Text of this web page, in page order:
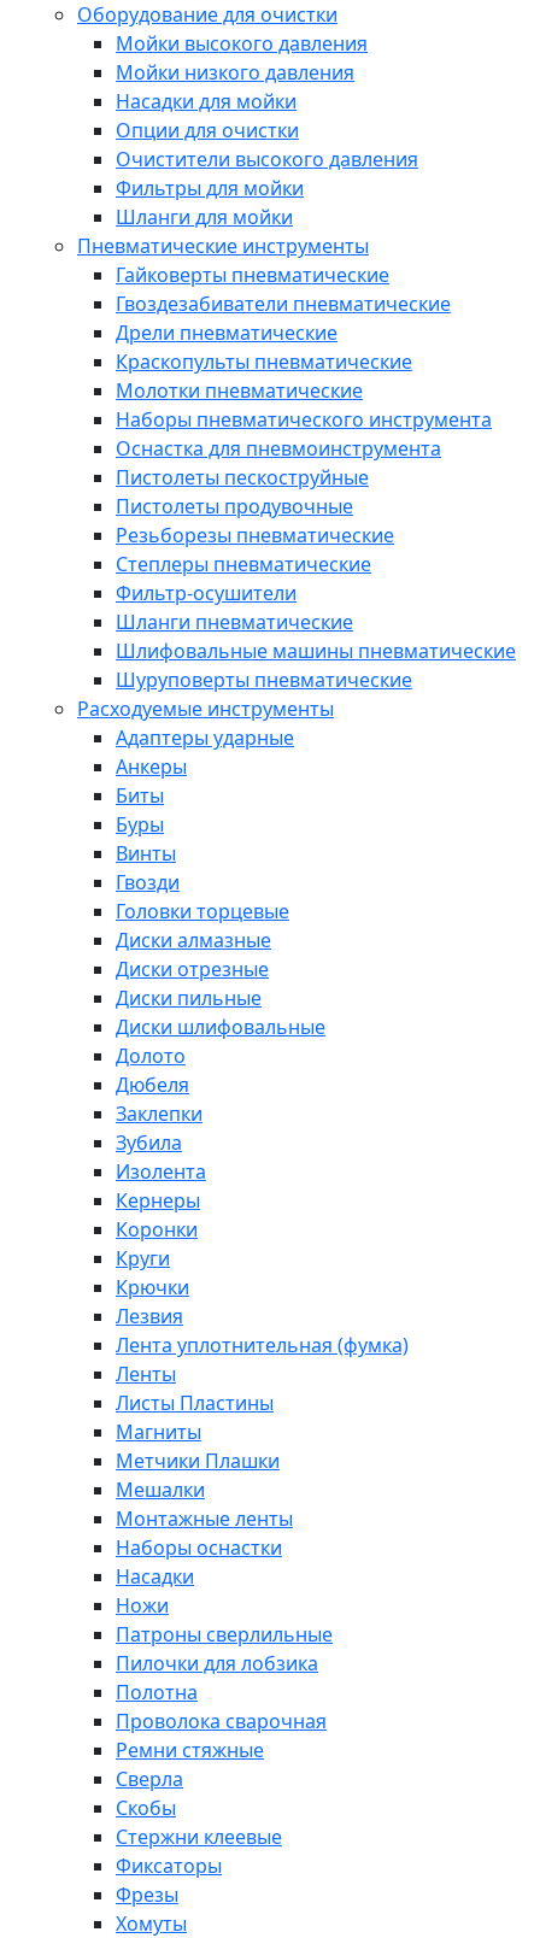
Оборудование для очистки
Мойки высокого давления
Мойки низкого давления
Насадки для мойки
Опции для очистки
Очистители высокого давления
Фильтры для мойки
Шланги для мойки
Пневматические инструменты
Гайковерты пневматические
Гвоздезабиватели пневматические
Дрели пневматические
Краскопульты пневматические
Молотки пневматические
Наборы пневматического инструмента
Оснастка для пневмоинструмента
Пистолеты пескоструйные
Пистолеты продувочные
Резьборезы пневматические
Степлеры пневматические
Фильтр-осушители
Шланги пневматические
Шлифовальные машины пневматические
Шуруповерты пневматические
Расходуемые инструменты
Адаптеры ударные
Анкеры
Биты
Буры
Винты
Гвозди
Головки торцевые
Диски алмазные
Диски отрезные
Диски пильные
Диски шлифовальные
Долото
Дюбеля
Заклепки
Зубила
Изолента
Кернеры
Коронки
Круги
Крючки
Лезвия
Лента уплотнительная (фумка)
Ленты
Листы Пластины
Магниты
Метчики Плашки
Мешалки
Монтажные ленты
Наборы оснастки
Насадки
Ножи
Патроны сверлильные
Пилочки для лобзика
Полотна
Проволока сварочная
Ремни стяжные
Сверла
Скобы
Стержни клеевые
Фиксаторы
Фрезы
Хомуты